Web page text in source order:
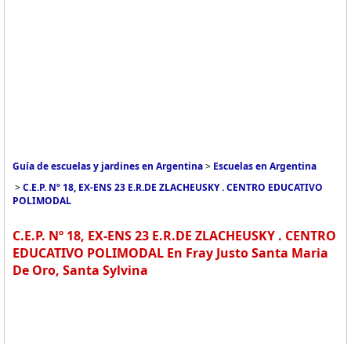
Guía de escuelas y jardines en Argentina> Escuelas en Argentina
>C.E.P. Nº 18, EX-ENS 23 E.R.DE ZLACHEUSKY . CENTRO EDUCATIVO
POLIMODAL
C.E.P. Nº 18, EX-ENS 23 E.R.DE ZLACHEUSKY . CENTRO
EDUCATIVO POLIMODAL En Fray Justo Santa Maria
De Oro, Santa Sylvina